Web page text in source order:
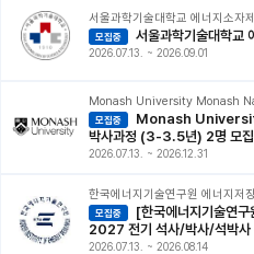
서울과학기술대학교 에너지소자
모집중 서울과학기술대학교
2026.07.13. ~ 2026.09.01
Monash University Monash
모집중
박사과정 (3-3.5년) 2명 모집
2026.07.13. ~ 2026.12.31
한국에너지기술연구원 에너지저
모집중
2027 전기 석사/박사/석박사
2026.07.13. ~ 2026.08.14